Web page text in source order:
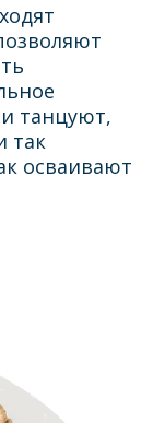
танцуют,
так
осваивают